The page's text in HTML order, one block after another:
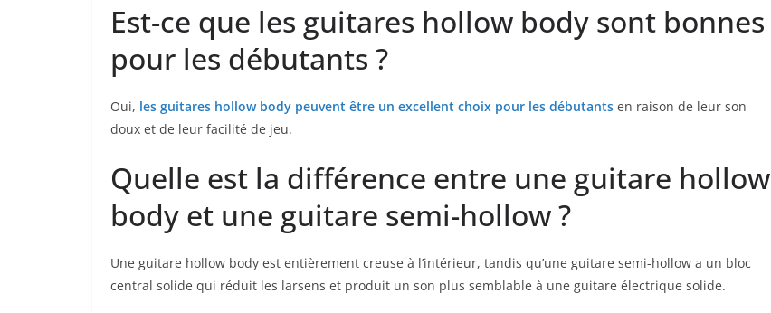
Est-ce que les guitares hollow body sont bonnes
pour ‌les débutants ?
Oui, les⁣ guitares ‌hollow body peuvent être un excellent choix pour ⁤les débutants ‌en raison de leur son
doux et de leur facilité de jeu.
Quelle est ⁣la ⁢différence entre une guitare hollow
body et une guitare semi-hollow ?
Une guitare ⁤hollow ⁣body est entièrement ‌creuse ⁣à l’intérieur,⁢ tandis qu’une‌ guitare semi-hollow a un bloc ​
central ​solide qui ‌réduit les‍ larsens et⁣ produit ⁣un ⁤son plus ‍semblable à une guitare électrique solide.